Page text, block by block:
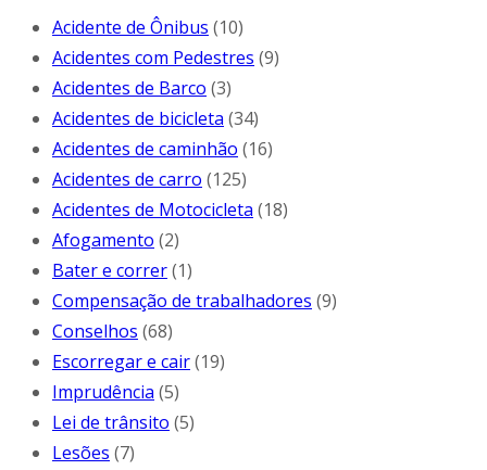
Acidente de Ônibus (10)
Acidentes com Pedestres (9)
Acidentes de Barco (3)
Acidentes de bicicleta (34)
Acidentes de caminhão (16)
Acidentes de carro (125)
Acidentes de Motocicleta (18)
Afogamento (2)
Bater e correr(1)
Compensação de trabalhadores (9)
Conselhos (68)
Escorregar e cair(19)
Imprudência (5)
Lei de trânsito (5)
Lesões (7)